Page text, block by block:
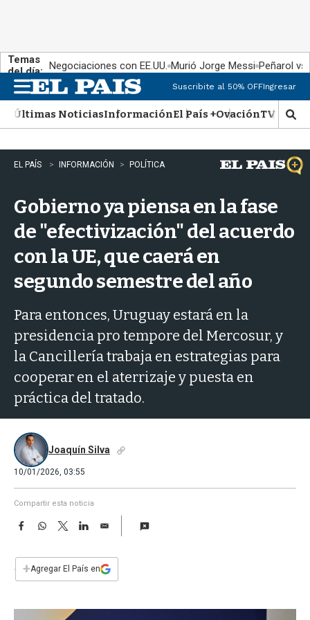
Temas
del día: Negociaciones con EE.UU. Murió Jorge Messi Peñarol
n
u
Suscribite al 50% OFFIngresar
Últimas NoticiasInformaciónEl País +OvaciónTV Show
M
o
s
t
r
�
EL PAÍS INFORMACIÓN POLÍTICA
Gobierno ya piensa en la fase
de "efectivización" del acuerdo
con la UE, que caerá en
segundo semestre del año
Para entonces, Uruguay estará en la
presidencia pro tempore del Mercosur, y
la Cancillería trabaja en estrategias para
cooperar en el aterrizaje y puesta en
práctica del tratado.
Joaquín Silva
10/01/2026, 03:55
Compartir esta noticia
F
e
b
W
s
T
w
t
L
E
i
l
+Agregar El País en